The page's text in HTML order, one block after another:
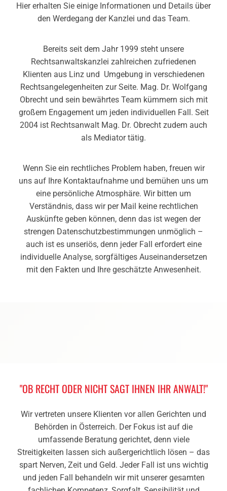
Hier erhalten Sie einige Informationen und Details über
den Werdegang der Kanzlei und das Team.
Bereits seit dem Jahr 1999 steht unsere
Rechtsanwaltskanzlei zahlreichen zufriedenen
Klienten aus Linz und Umgebung in verschiedenen
Rechtsangelegenheiten zur Seite. Mag. Dr. Wolfgang
Obrecht und sein bewährtes Team kümmern sich mit
großem Engagement um jeden individuellen Fall. Seit
2004 ist Rechtsanwalt Mag. Dr. Obrecht zudem auch
als Mediator tätig.
Wenn Sie ein rechtliches Problem haben, freuen wir
uns auf Ihre Kontaktaufnahme und bemühen uns um
eine persönliche Atmosphäre. Wir bitten um
Verständnis, dass wir per Mail keine rechtlichen
Auskünfte geben können, denn das ist wegen der
strengen Datenschutzbestimmungen unmöglich –
auch ist es unseriös, denn jeder Fall erfordert eine
individuelle Analyse, sorgfältiges Auseinandersetzen
mit den Fakten und Ihre geschätzte Anwesenheit.
"OB RECHT ODER NICHT SAGT IHNEN IHR ANWALT!"
Wir vertreten unsere Klienten vor allen Gerichten und
Behörden in Österreich. Der Fokus ist auf die
umfassende Beratung gerichtet, denn viele
Streitigkeiten lassen sich außergerichtlich lösen – das
spart Nerven, Zeit und Geld. Jeder Fall ist uns wichtig
und jeden Fall behandeln wir mit unserer gesamten